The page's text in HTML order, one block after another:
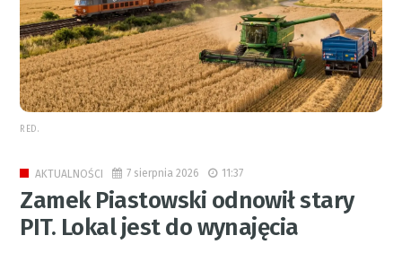
RED.
AKTUALNOŚCI 7 sierpnia 2026 11:37
Zamek Piastowski odnowił stary
PIT. Lokal jest do wynajęcia